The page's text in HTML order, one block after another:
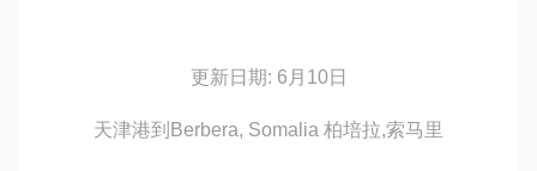
更新日期: 6月10日
天津港到Berbera, Somalia 柏培拉,索马里